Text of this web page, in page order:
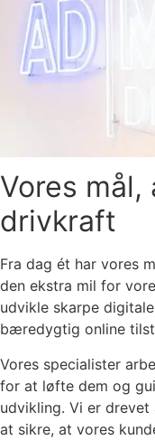
Vores mål,
drivkraft
Fra dag ét har vores
den ekstra mil for
udvikle skarpe
bæredygtig online
Vores specialister
for at løfte dem og
udvikling. Vi er
at sikre, at vores